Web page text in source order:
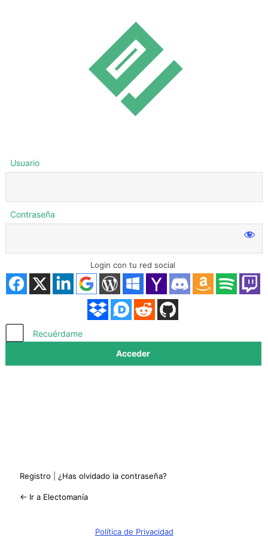
Acceder
Usuario
Contraseña
Login con tu red social
Recuérdame
Registro ¿Has olvidado la contraseña?
← Ir a Electomanía
Política de Privacidad